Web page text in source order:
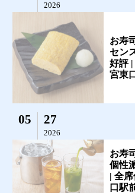
2026
お寿
セン
好評
宮東
05 27
2026
お寿
個性
| 全
口駅